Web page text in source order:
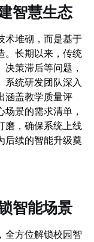
智慧生态
术堆砌，而是基于
。长期以来，传统
策滞后等问题，
系统研发团队深入
涵盖教学质量评
景的需求清单，
磨，确保系统上线
后续的智能升级奠
智能场景
全方位解锁校园智